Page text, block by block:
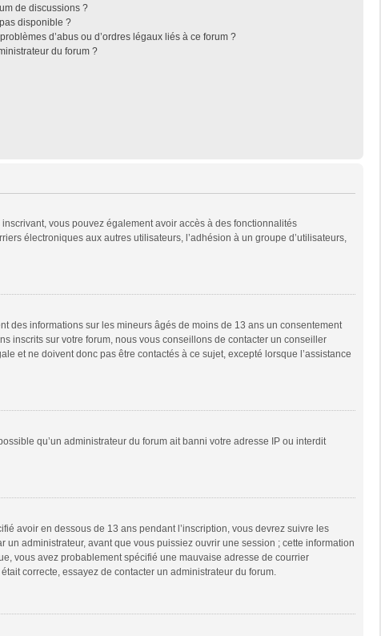
de discussions ?
disponible ?
d’abus ou d’ordres légaux liés à ce forum ?
du forum ?
vous pouvez également avoir accès à des fonctionnalités
électroniques aux autres utilisateurs, l’adhésion à un groupe d’utilisateurs,
des informations sur les mineurs âgés de moins de 13 ans un consentement
inscrits sur votre forum, nous vous conseillons de contacter un conseiller
et ne doivent donc pas être contactés à ce sujet, excepté lorsque l’assistance
qu’un administrateur du forum ait banni votre adresse IP ou interdit
avoir en dessous de 13 ans pendant l’inscription, vous devrez suivre les
administrateur, avant que vous puissiez ouvrir une session ; cette information
vous avez probablement spécifié une mauvaise adresse de courrier
correcte, essayez de contacter un administrateur du forum.